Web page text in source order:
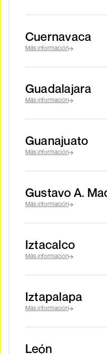
Cuernavaca
Más información
Guadalajara
Más información
Guanajuato
Más información
Gustavo A.
Más información
Iztacalco
Más información
Iztapalapa
Más información
León